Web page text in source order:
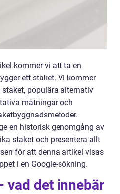
kommer vi att ta en
ett staket. Vi kommer
populära alternativ
mätningar och
en historisk genomgång av
staket och presentera allt
för att denna artikel visas
i en Google-sökning.
vad det innebär